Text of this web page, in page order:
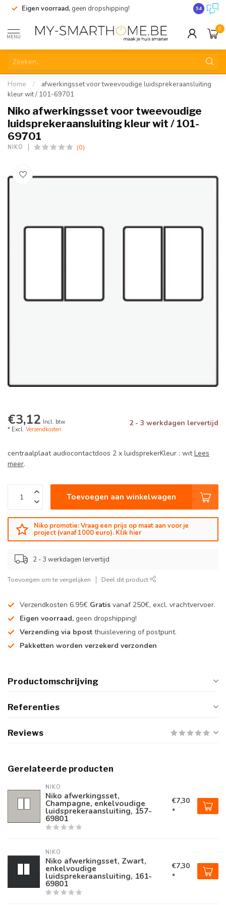
Eigen voorraad, geen dropshipping! 9.4
MENU
0
Home /
afwerkingsset voor tweevoudige luidsprekeraansluiting
kleur wit / 101-69701
Niko afwerkingsset voor tweevoudige
luidsprekeraansluiting kleur wit / 101-
69701
NIKO (0)
€3,12 Incl. btw
* Excl. Verzendkosten
2 - 3 werkdagen lervertijd
centraalplaat audiocontactdoos 2 x luidsprekerKleur : witLees
meer.
Toevoegen aan winkelwagen
Niko promotie: Vraag een prijs op maat aan voor je
project (vanaf 1000 euro). Klik hier
2 - 3 werkdagen lervertijd
Toevoegen om te vergelijken Deel dit product
Verzendkosten 6.95€ Gratis vanaf 250€, excl. vrachtvervoer.
Eigen voorraad, geen dropshipping!
Verzending via bpost thuislevering of postpunt.
Pakketten worden verzekerd verzonden
Productomschrijving
Referenties
Reviews
Gerelateerde producten
NIKO
Niko afwerkingsset,
Champagne, enkelvoudige
luidsprekeraansluiting, 157-
69801
€7,30
*
NIKO
Niko afwerkingsset, Zwart,
enkelvoudige
luidsprekeraansluiting, 161-
69801
€7,30
*